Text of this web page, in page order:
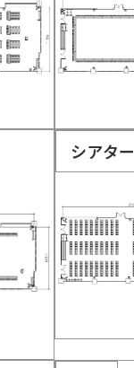
シアター